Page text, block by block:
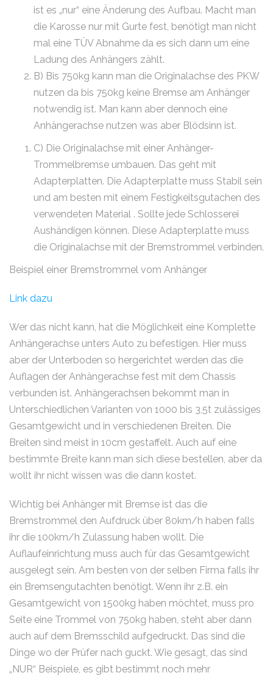
ist es „nur“ eine Änderung des Aufbau. Macht man
die Karosse nur mit Gurte fest, benötigt man nicht
mal eine TÜV Abnahme da es sich dann um eine
Ladung des Anhängers zählt.
B) Bis 750kg kann man die Originalachse des PKW
nutzen da bis 750kg keine Bremse am Anhänger
notwendig ist. Man kann aber dennoch eine
Anhängerachse nutzen was aber Blödsinn ist.
C) Die Originalachse mit einer Anhänger-
Trommelbremse umbauen. Das geht mit
Adapterplatten. Die Adapterplatte muss Stabil sein
und am besten mit einem Festigkeitsgutachen des
verwendeten Material . Sollte jede Schlosserei
Aushändigen können. Diese Adapterplatte muss
die Originalachse mit der Bremstrommel verbinden.
Beispiel einer Bremstrommel vom Anhänger
Link dazu
Wer das nicht kann, hat die Möglichkeit eine Komplette
Anhängerachse unters Auto zu befestigen. Hier muss
aber der Unterboden so hergerichtet werden das die
Auflagen der Anhängerachse fest mit dem Chassis
verbunden ist. Anhängerachsen bekommt man in
Unterschiedlichen Varianten von 1000 bis 3,5t zulässiges
Gesamtgewicht und in verschiedenen Breiten. Die
Breiten sind meist in 10cm gestaffelt. Auch auf eine
bestimmte Breite kann man sich diese bestellen, aber da
wollt ihr nicht wissen was die dann kostet.
Wichtig bei Anhänger mit Bremse ist das die
Bremstrommel den Aufdruck über 80km/h haben falls
ihr die 100km/h Zulassung haben wollt. Die
Auflaufeinrichtung muss auch für das Gesamtgewicht
ausgelegt sein. Am besten von der selben Firma falls ihr
ein Bremsengutachten benötigt. Wenn ihr z.B. ein
Gesamtgewicht von 1500kg haben möchtet, muss pro
Seite eine Trommel von 750kg haben, steht aber dann
auch auf dem Bremsschild aufgedruckt. Das sind die
Dinge wo der Prüfer nach guckt. Wie gesagt, das sind
„NUR“ Beispiele, es gibt bestimmt noch mehr